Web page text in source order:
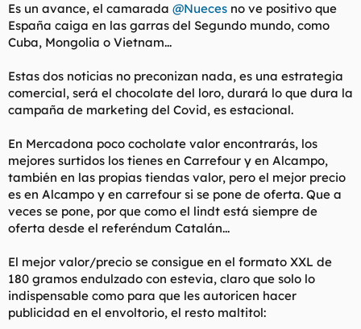
Estas dos noticias preconizan una nueva economía asentada
en nuevos principios culturales postapocalípticos.
Las empresas están compitiendo por ganarse el favor de los
consumidores con una nueva imagen de marca hasta ahora
desconocida: la retribución de los trabajadores. Si el
salir del circulo vicioso de pobreza y miseria que ha defendido
el PPSOE durante este siglo (empobrecer a los trabajadores
para ser más competitivos y ante el endeble mercado interior
que queda, potenciar las exportaciones, reduciendo a España a
un país del segundo mundo proveedor de los del primer
mundo).
sus trabajadores, todas las empresas se verán forzadas a entrar
en esa dinámica y competir dentro de ella. El resultado será
trabajadores con más renta que aumentarán el consumo,
levantando la economía y aumentando los ingresos de las
empresas, que podrán seguir compitiendo por mejorar las
Es un avance, el camarada @Nueces no ve positivo que
España caiga en las garras del Segundo mundo, como
Cuba, Mongolia o Vietnam...
Estas dos noticias no preconizan nada, es una estrategia
comercial, será el chocolate del loro, durará lo que dura la
campaña de marketing del Covid, es estacional.
En Mercadona poco cocholate valor encontrarás, los
mejores surtidos los tienes en Carrefour y en Alcampo,
también en las propias tiendas valor, pero el mejor precio
es en Alcampo y en carrefour si se pone de oferta. Que a
veces se pone, por que como el lindt está siempre de
oferta desde el referéndum Catalán...
El mejor valor/precio se consigue en el formato XXL de
180 gramos endulzado con estevia, claro que solo lo
indispensable como para que les autoricen hacer
publicidad en el envoltorio, el resto maltitol: